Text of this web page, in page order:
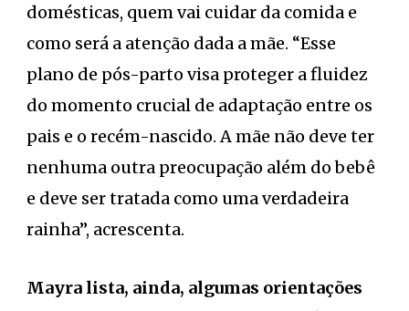
domésticas, quem vai cuidar da comida e
como será a atenção dada a mãe. “Esse
plano de pós-parto visa proteger a fluidez
do momento crucial de adaptação entre os
pais e o recém-nascido. A mãe não deve ter
nenhuma outra preocupação além do bebê
e deve ser tratada como uma verdadeira
rainha”, acrescenta.
Mayra lista, ainda, algumas orientações